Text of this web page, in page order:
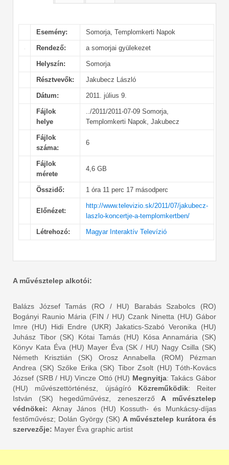
Esemény: Somorja, Templomkerti Napok
Rendező: a somorjai gyülekezet
Helyszín: Somorja
Résztvevők: Jakubecz László
Dátum: 2011. július 9.
Fájlok
helye
../2011/2011-07-09 Somorja,
Templomkerti Napok, Jakubecz
Fájlok
száma:
6
Fájlok
mérete
4,6 GB
Összidő: 1 óra 11 perc 17 másodperc
Előnézet:
http://www.televizio.sk/2011/07/jakubecz-
laszlo-koncertje-a-templomkertben/
Létrehozó: Magyar Interaktív Televízió
A művésztelep alkotói:
Balázs József Tamás (RO / HU) Barabás Szabolcs (RO)
Bogányi Raunio Mária (FIN / HU) Czank Ninetta (HU) Gábor
Imre (HU) Hidi Endre (UKR) Jakatics-Szabó Veronika (HU)
Juhász Tibor (SK) Kótai Tamás (HU) Kósa Annamária (SK)
Könyv Kata Éva (HU) Mayer Éva (SK / HU) Nagy Csilla (SK)
Németh Krisztián (SK) Orosz Annabella (ROM) Pézman
Andrea (SK) Szőke Erika (SK) Tibor Zsolt (HU) Tóth-Kovács
József (SRB / HU) Vincze Ottó (HU) Megnyitja: Takács Gábor
(HU) művészettörténész, újságíró Közreműködik: Reiter
István (SK) hegedűművész, zeneszerző A művésztelep
védnökei: Aknay János (HU) Kossuth- és Munkácsy-díjas
festőművész; Dolán György (SK) A művésztelep kurátora és
szervezője: Mayer Éva graphic artist